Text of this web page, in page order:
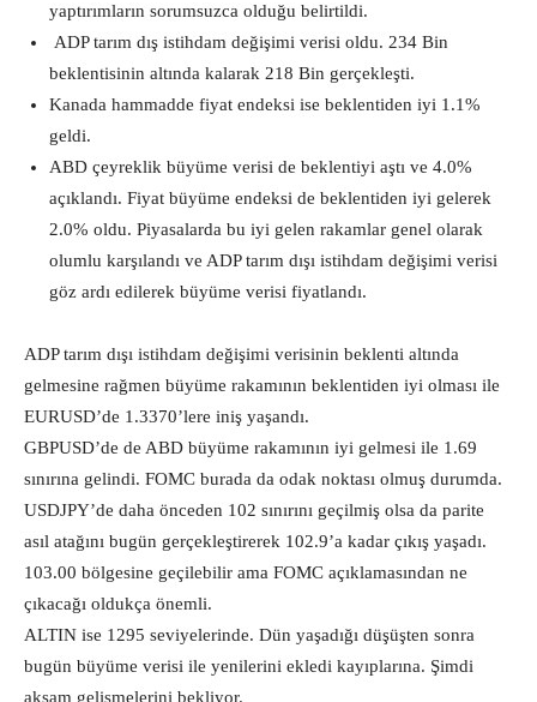
yaptırımların sorumsuzca olduğu belirtildi.
ADP tarım dış istihdam değişimi verisi oldu. 234 Bin
beklentisinin altında kalarak 218 Bin gerçekleşti.
Kanada hammadde fiyat endeksi ise beklentiden iyi 1.1%
geldi.
ABD çeyreklik büyüme verisi de beklentiyi aştı ve 4.0%
açıklandı. Fiyat büyüme endeksi de beklentiden iyi gelerek
2.0% oldu. Piyasalarda bu iyi gelen rakamlar genel olarak
olumlu karşılandı ve ADP tarım dışı istihdam değişimi verisi
göz ardı edilerek büyüme verisi fiyatlandı.
ADP tarım dışı istihdam değişimi verisinin beklenti altında
gelmesine rağmen büyüme rakamının beklentiden iyi olması ile
EURUSD’de 1.3370’lere iniş yaşandı.
GBPUSD’de de ABD büyüme rakamının iyi gelmesi ile 1.69
sınırına gelindi. FOMC burada da odak noktası olmuş durumda.
USDJPY’de daha önceden 102 sınırını geçilmiş olsa da parite
asıl atağını bugün gerçekleştirerek 102.9’a kadar çıkış yaşadı.
103.00 bölgesine geçilebilir ama FOMC açıklamasından ne
çıkacağı oldukça önemli.
ALTIN ise 1295 seviyelerinde. Dün yaşadığı düşüşten sonra
bugün büyüme verisi ile yenilerini ekledi kayıplarına. Şimdi
akşam gelişmelerini bekliyor.